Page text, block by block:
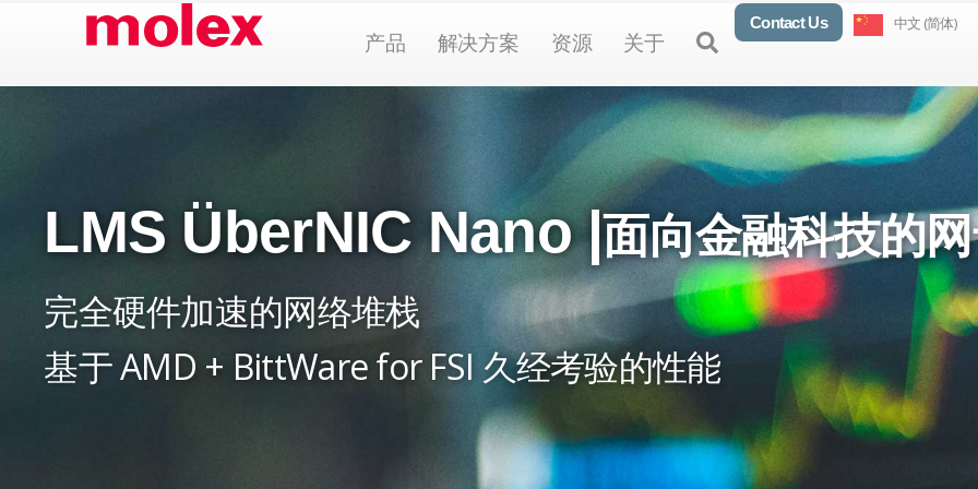
产品 Open Products
解决方案 Open Solutions
资源 Open Resources
关于 Open About
Open
Contact Us 中文 (简体)
LMS ÜberNIC Nano |面向金融科技的
完全硬件加速的网络堆栈
基于 AMD + BittWare for FSI 久经考验的性能